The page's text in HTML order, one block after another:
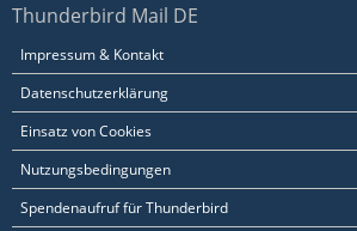
Thunderbird Mail DE
Impressum & Kontakt
Datenschutzerklärung
Einsatz von Cookies
Nutzungsbedingungen
Spendenaufruf für Thunderbird